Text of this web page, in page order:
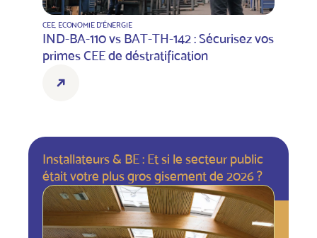
CEE, ECONOMIE D'ÉNERGIE
IND-BA-110 vs BAT-TH-142 : Sécurisez vos
primes CEE de déstratification
Installateurs & BE : Et si le secteur public
était votre plus gros gisement de 2026 ?